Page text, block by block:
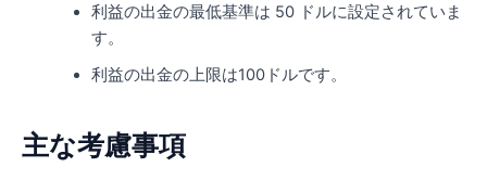
利益の出金の最低基準は 50​​ ドルに設定されていま
す。
利益の出金の上限は100ドルです。
主な考慮事項